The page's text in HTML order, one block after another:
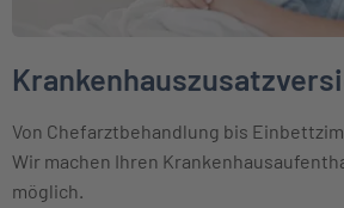
Von Chefarztbehandlung bis
Wir machen Ihren
möglich.